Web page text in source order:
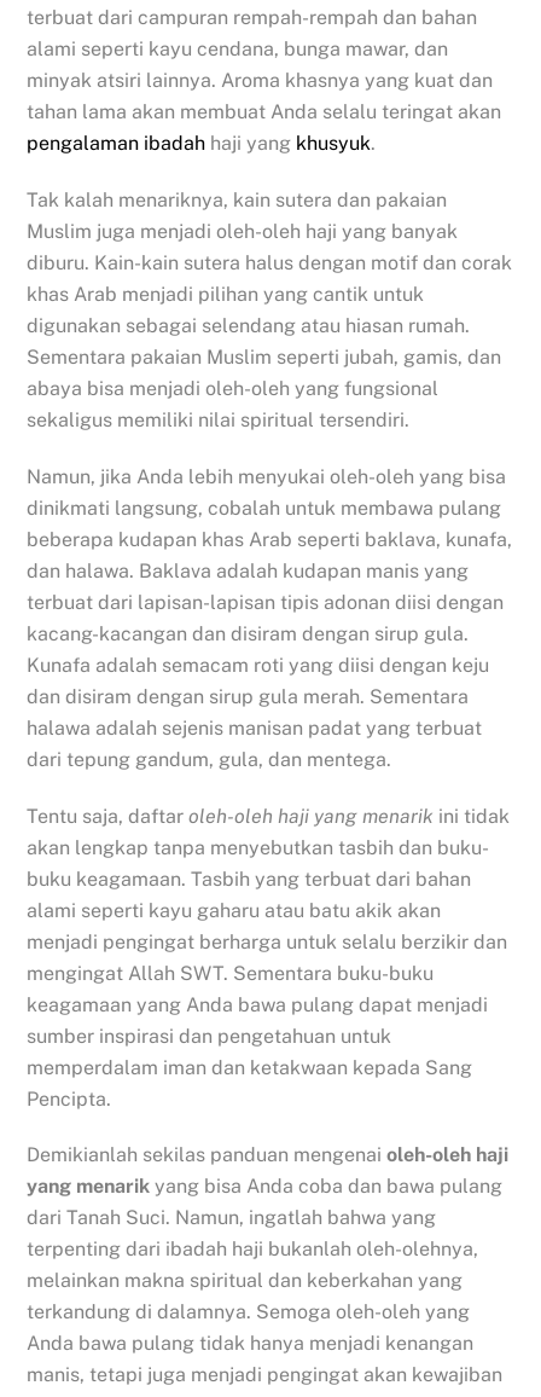
terbuat dari campuran rempah-rempah dan bahan
alami seperti kayu cendana, bunga mawar, dan
minyak atsiri lainnya. Aroma khasnya yang kuat dan
tahan lama akan membuat Anda selalu teringat akan
pengalaman ibadah haji yang khusyuk.
Tak kalah menariknya, kain sutera dan pakaian
Muslim juga menjadi oleh-oleh haji yang banyak
diburu. Kain-kain sutera halus dengan motif dan corak
khas Arab menjadi pilihan yang cantik untuk
digunakan sebagai selendang atau hiasan rumah.
Sementara pakaian Muslim seperti jubah, gamis, dan
abaya bisa menjadi oleh-oleh yang fungsional
sekaligus memiliki nilai spiritual tersendiri.
Namun, jika Anda lebih menyukai oleh-oleh yang bisa
dinikmati langsung, cobalah untuk membawa pulang
beberapa kudapan khas Arab seperti baklava, kunafa,
dan halawa. Baklava adalah kudapan manis yang
terbuat dari lapisan-lapisan tipis adonan diisi dengan
kacang-kacangan dan disiram dengan sirup gula.
Kunafa adalah semacam roti yang diisi dengan keju
dan disiram dengan sirup gula merah. Sementara
halawa adalah sejenis manisan padat yang terbuat
dari tepung gandum, gula, dan mentega.
Tentu saja, daftaroleh-oleh haji yang menarik ini tidak
akan lengkap tanpa menyebutkan tasbih dan buku-
buku keagamaan. Tasbih yang terbuat dari bahan
alami seperti kayu gaharu atau batu akik akan
menjadi pengingat berharga untuk selalu berzikir dan
mengingat Allah SWT. Sementara buku-buku
keagamaan yang Anda bawa pulang dapat menjadi
sumber inspirasi dan pengetahuan untuk
memperdalam iman dan ketakwaan kepada Sang
Pencipta.
Demikianlah sekilas panduan mengenaioleh-oleh haji
yang menarik yang bisa Anda coba dan bawa pulang
dari Tanah Suci. Namun, ingatlah bahwa yang
terpenting dari ibadah haji bukanlah oleh-olehnya,
melainkan makna spiritual dan keberkahan yang
terkandung di dalamnya. Semoga oleh-oleh yang
Anda bawa pulang tidak hanya menjadi kenangan
manis, tetapi juga menjadi pengingat akan kewajiban